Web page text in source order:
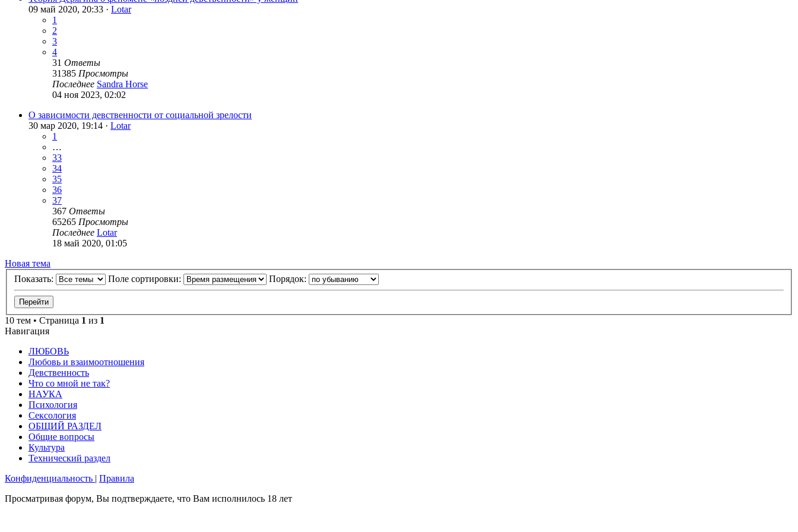
09 май 2020, 20:33 · Lotar
1
2
3
4
31 Ответы
31385 Просмотры
Последнее Sandra Horse
04 ноя 2023, 02:02
О зависимости девственности от социальной зрелости
30 мар 2020, 19:14 · Lotar
1
…
33
34
35
36
37
367 Ответы
65265 Просмотры
Последнее Lotar
18 май 2020, 01:05
Новая тема
Показать:
Поле сортировки: Порядок:
10 тем • Страница 1 из 1
Навигация
ЛЮБОВЬ
Любовь и взаимоотношения
Девственность
Что со мной не так?
НАУКА
Психология
Сексология
ОБЩИЙ РАЗДЕЛ
Общие вопросы
Культура
Технический раздел
Конфиденциальность | Правила
Просматривая форум, Вы подтверждаете, что Вам исполнилось 18 лет